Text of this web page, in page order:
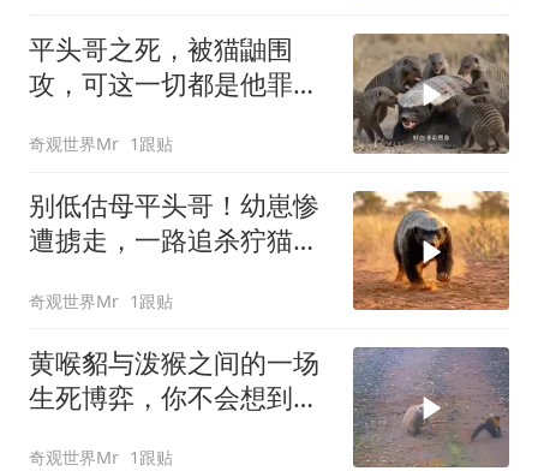
平头哥之死，被猫鼬围
攻，可这一切都是他罪有
奇观世界Mr 1跟贴
别低估母平头哥！幼崽惨
遭掳走，一路追杀狞猫复
奇观世界Mr 1跟贴
黄喉貂与泼猴之间的一场
生死博弈，你不会想到黄
奇观世界Mr 1跟贴